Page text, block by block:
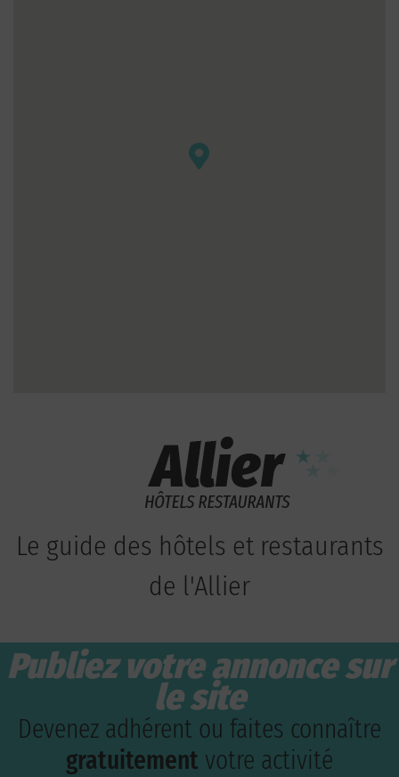
Le guide des hôtels et restaurants
de l'Allier
Publiez votre annonce sur
le site
Devenez adhérent ou faites connaître
gratuitement votre activité